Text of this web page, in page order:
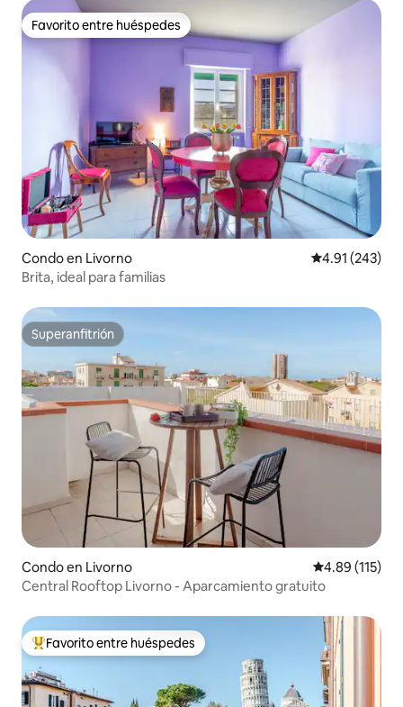
Favorito entre huéspedes
Favorito entre huéspedes
Condo en Livorno Calificación
4.91 (243)
Brita, ideal para familias
Superanfitrión
Superanfitrión
Condo en Livorno Calificación
4.89 (115)
Central Rooftop Livorno - Aparcamiento gratuito
Favorito entre huéspedes preferido
Favorito entre huéspedes